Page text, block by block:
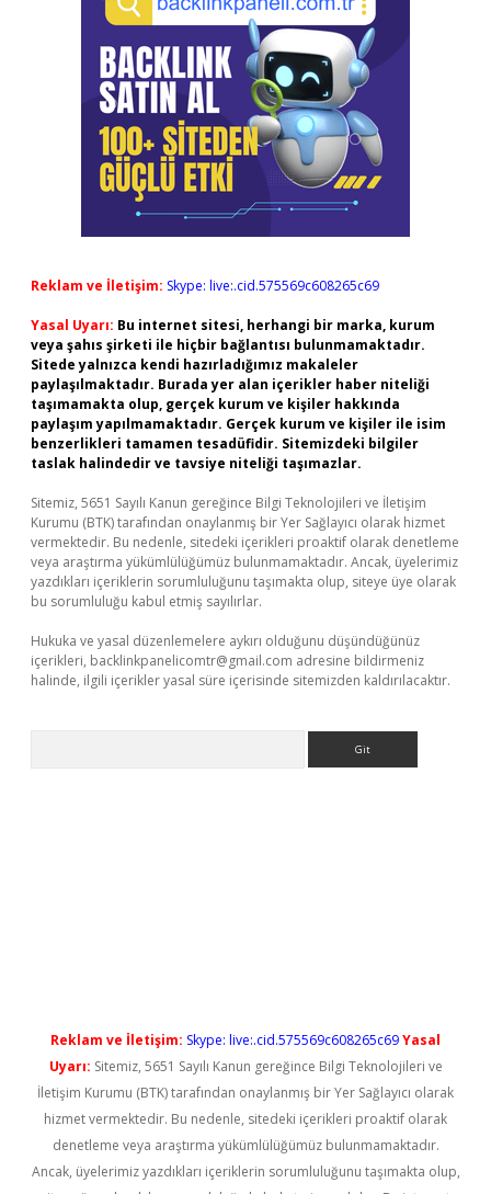
Reklam ve İletişim: Skype: live:.cid.575569c608265c69
Yasal Uyarı: Bu internet sitesi, herhangi bir marka, kurum
veya şahıs şirketi ile hiçbir bağlantısı bulunmamaktadır.
Sitede yalnızca kendi hazırladığımız makaleler
paylaşılmaktadır. Burada yer alan içerikler haber niteliği
taşımamakta olup, gerçek kurum ve kişiler hakkında
paylaşım yapılmamaktadır. Gerçek kurum ve kişiler ile isim
benzerlikleri tamamen tesadüfidir. Sitemizdeki bilgiler
taslak halindedir ve tavsiye niteliği taşımazlar.
Sitemiz, 5651 Sayılı Kanun gereğince Bilgi Teknolojileri ve İletişim
Kurumu (BTK) tarafından onaylanmış bir Yer Sağlayıcı olarak hizmet
vermektedir. Bu nedenle, sitedeki içerikleri proaktif olarak denetleme
veya araştırma yükümlülüğümüz bulunmamaktadır. Ancak, üyelerimiz
yazdıkları içeriklerin sorumluluğunu taşımakta olup, siteye üye olarak
bu sorumluluğu kabul etmiş sayılırlar.
Hukuka ve yasal düzenlemelere aykırı olduğunu düşündüğünüz
içerikleri, backlinkpanelicomtr@gmail.com adresine bildirmeniz
halinde, ilgili içerikler yasal süre içerisinde sitemizden kaldırılacaktır.
Reklam ve İletişim: Skype: live:.cid.575569c608265c69Yasal
Uyarı: Sitemiz, 5651 Sayılı Kanun gereğince Bilgi Teknolojileri ve
İletişim Kurumu (BTK) tarafından onaylanmış bir Yer Sağlayıcı olarak
hizmet vermektedir. Bu nedenle, sitedeki içerikleri proaktif olarak
denetleme veya araştırma yükümlülüğümüz bulunmamaktadır.
Ancak, üyelerimiz yazdıkları içeriklerin sorumluluğunu taşımakta olup,